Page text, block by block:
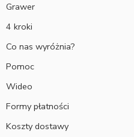
Grawer
4 kroki
Co nas wyróżnia?
Pomoc
Wideo
Formy płatności
Koszty dostawy